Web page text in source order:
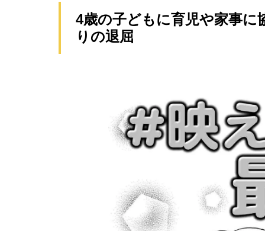
4歳の子どもに育児や家事に
りの退屈